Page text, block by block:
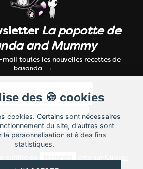
des 🍪 cookies
cookies. Certains sont nécessaires
du site, d'autres sont
la personnalisation et à des fins
statistiques.
La popotte de
and Mummy
mail toutes les nouvelles recettes de
basanda.